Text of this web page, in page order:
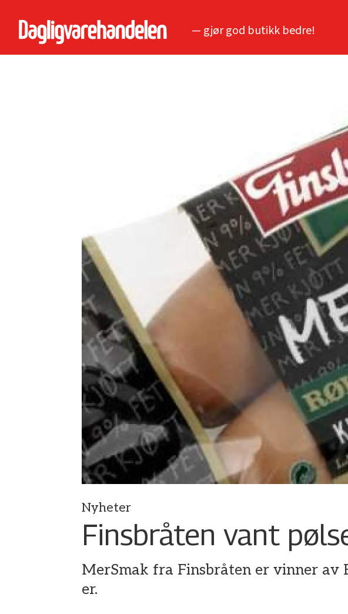
— gjør god butikk bedre!
Nyheter
Finsbråten vant
MerSmak fra Finsbråten er vinner av
er.